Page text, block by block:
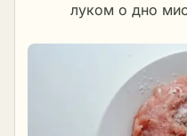
луком о дно